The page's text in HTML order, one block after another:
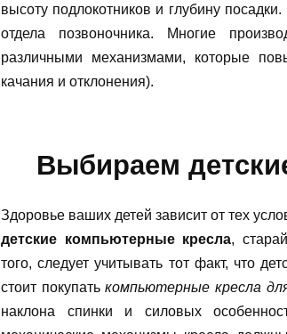
высоту подлокотников и глубину
отдела позвоночника. Многие
различными механизмами, которые
качания и отклонения).
Выбираем
Здоровье ваших детей зависит от тех
детские компьютерные кресла,
того, следует учитывать тот факт, что
стоит покупатькомпьютерные кресла
наклона спинки и силовых